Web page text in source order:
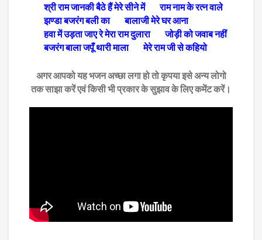
श्री राम जानकी बैठे हैं मेरे सीने में
राम नाम के रत्न वाले
झण्डा बजरंग बली का
बालाजी मेरे घर आना
हवा में उड़ता जाए रे मेरा राम दुलारा
जोड़ी को जवाब नहीं
बजरंग बाला जपूँ थारी माला
मेरे राम जी से कहियो
अगर आपको यह भजन अच्छा लगा हो तो कृपया इसे अन्य लोगो
तक साझा करें एवं किसी भी प्रकार के सुझाव के लिए कमेंट करें।